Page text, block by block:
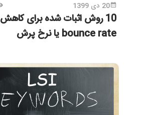
20 دی 1399
10 روش اثبات شده برای کاهش
bounce rate یا نرخ پرش